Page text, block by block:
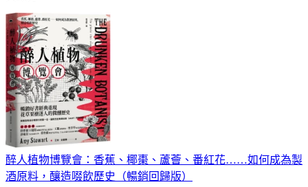
醉人植物博覽會：香蕉、椰棗、蘆薈、番紅花……如何成為製
酒原料，釀造啜飲歷史（暢銷回歸版）